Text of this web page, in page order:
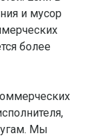
и мусор
более
Мы